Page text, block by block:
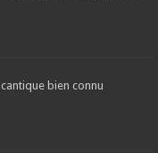
bien connu